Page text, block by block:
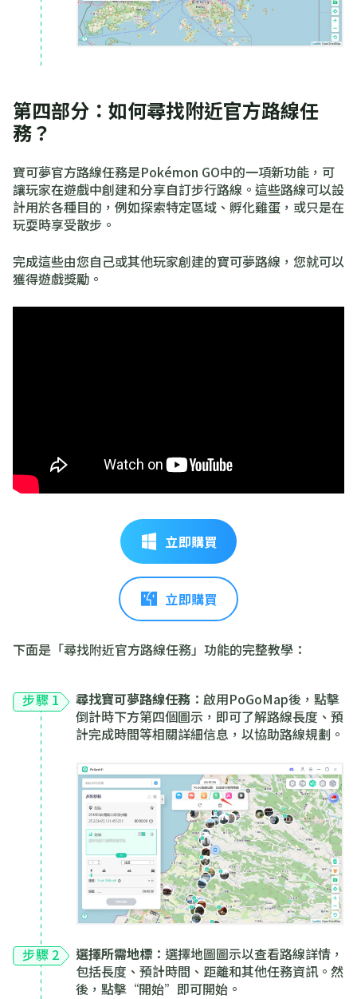
第四部分：如何尋找附近官方路線任
務？
寶可夢官方路線任務是Pokémon GO中的一項新功能，可
讓玩家在遊戲中創建和分享自訂步行路線。這些路線可以設
計用於各種目的，例如探索特定區域、孵化雞蛋，或只是在
玩耍時享受散步。
完成這些由您自己或其他玩家創建的寶可夢路線，您就可以
獲得遊戲獎勵。
立即購買
立即購買
下面是「尋找附近官方路線任務」功能的完整教學：
步驟 1 尋找寶可夢路線任務 ：啟用PoGoMap後，點擊
倒計時下方第四個圖示，即可了解路線長度、預
計完成時間等相關詳細信息，以協助路線規劃。
步驟 2 選擇所需地標 ：選擇地圖圖示以查看路線詳情，
包括長度、預計時間、距離和其他任務資訊。然
後，點擊“開始”即可開始。